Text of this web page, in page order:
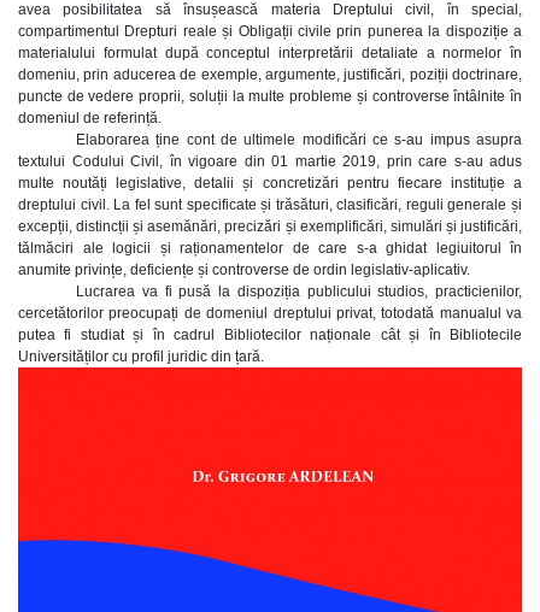
avea posibilitatea să însușească materia Dreptului civil, în special,
compartimentul Drepturi reale și Obligații civile prin punerea la dispoziție a
materialului formulat după conceptul interpretării detaliate a normelor în
domeniu, prin aducerea de exemple, argumente, justificări, poziții doctrinare,
puncte de vedere proprii, soluții la multe probleme și controverse întâlnite în
domeniul de referință.
Elaborarea ține cont de ultimele modificări ce s-au impus asupra
textului Codului Civil, în vigoare din 01 martie 2019, prin care s-au adus
multe noutăți legislative, detalii și concretizări pentru fiecare instituție a
dreptului civil. La fel sunt specificate și trăsături, clasificări, reguli generale și
excepții, distincții și asemănări, precizări și exemplificări, simulări și justificări,
tălmăciri ale logicii și raționamentelor de care s-a ghidat legiuitorul în
anumite privințe, deficiențe și controverse de ordin legislativ-aplicativ.
Lucrarea va fi pusă la dispoziția publicului studios, practicienilor,
cercetătorilor preocupați de domeniul dreptului privat, totodată manualul va
putea fi studiat și în cadrul Bibliotecilor naționale cât și în Bibliotecile
Universităților cu profil juridic din țară.